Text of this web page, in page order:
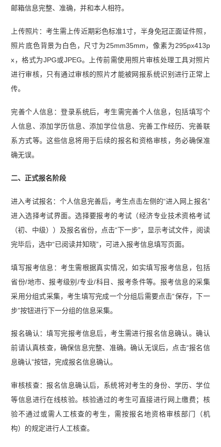
邮箱信息完整、准确，并和本人相符。
上传照片：考生需上传近期彩色标准1寸，半身免冠正面证件照，
照片底色背景为白色，尺寸为25mm35mm，像素为295px413p
x，格式为JPG或JPEG。上传前需使用照片审核处理工具对照片
进行审核，只有通过审核的照片才能被网报系统识别进行正常上
传。
完善个人信息：登录系统后，考生需完善个人信息，包括填写个
人信息、添加学历信息、添加学位信息、完善工作经历、完善联
系方式等。这些信息将用于后续的报名和资格审核，务必确保准
确无误。
二、正式报名阶段
进入考试报名：个人信息完善后，考生点击左侧的“进入网上报名”
进入选择考试界面。选择要报考的考试（经济专业技术资格考试
（初、中级））及报名省份，点击“下一步”，显示考试文件，阅读
完毕后，选中“已阅读并知晓”，可进入报考信息填写页面。
填写报考信息：考生需根据真实情况，如实填写报考信息，包括
省份/地市、报考级别/专业/科目、报考条件等。报考信息的采集
采用分组式采集，考生填写完成一个分组后需要点击“保存，下一
步”按钮进行下一分组的信息采集。
报名确认：填写完报考信息后，考生需进行报名信息确认。确认
前请认真核查，确保信息完整、准确。确认无误后，点击“报名信
息确认”按钮，完成报名信息确认。
审核核查：报名信息确认后，系统将对考生的身份、学历、学位
等信息进行在线核验。核验通过的考生可直接进行网上缴费；核
验不通过或需人工核查的考生，需按报名地资格审核部门（机
构）的规定进行人工核查。